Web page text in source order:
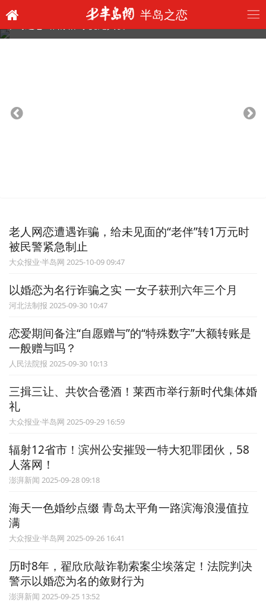
半岛之恋
半岛之恋“臻情相约 悦见真爱”
老人网恋遭遇诈骗，给未见面的“老伴”转1万元时
被民警紧急制止
大众报业·半岛网 2025-10-09 09:47
以婚恋为名行诈骗之实 一女子获刑六年三个月
河北法制报 2025-09-30 10:47
恋爱期间备注“自愿赠与”的“特殊数字”大额转账是
一般赠与吗？
人民法院报 2025-09-30 10:13
三揖三让、共饮合卺酒！莱西市举行新时代集体婚
礼
大众报业·半岛网 2025-09-29 16:59
辐射12省市！滨州公安摧毁一特大犯罪团伙，58
人落网！
澎湃新闻 2025-09-28 09:18
海天一色婚纱点缀 青岛太平角一路滨海浪漫值拉
满
大众报业·半岛网 2025-09-26 16:41
历时8年，翟欣欣敲诈勒索案尘埃落定！法院判决
警示以婚恋为名的敛财行为
澎湃新闻 2025-09-25 13:52